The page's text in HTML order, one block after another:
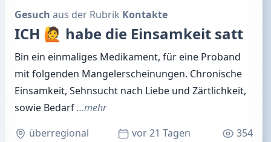
Gesuch aus der Rubrik Kontakte
ICH 🙋 habe die Einsamkeit satt
Bin ein einmaliges Medikament, für eine Proband
mit folgenden Mangelerscheinungen. Chronische
Einsamkeit, Sehnsucht nach Liebe und Zärtlichkeit,
sowie Bedarf…mehr
überregional
vor 21 Tagen 354